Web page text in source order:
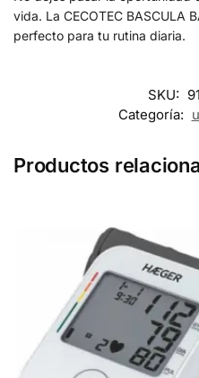
vida. La CECOTEC BASCULA
perfecto para tu rutina diaria.
SKU:
Categoría:
Productos